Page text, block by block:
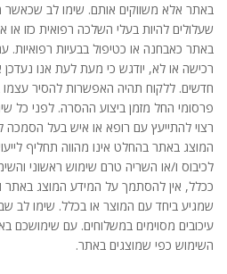
באתר אלא משווקים אותם. שימו לב שכאשר
שעלולים להיות בעלי השלכה רפואית כזו
באתר כאבחנה או כטיפול בבעיות רפואיות.
רכישה או לא, יודגש כי מעת לעת אנו
חדשים. ללקוח תהיה האפשרות להסיר
פרסומי החל מזמן ביצוע ההסרה. לפני כל
רצוי להתייעץ עם רופא או איש בעל
המוצג באתר בהחלט אינו מהווה תחליף
לכיבוס ו/או השריה טרם שימוש ראשוני
ככלל, אין להסתמך על המידע המוצג באתר
שמגיע ביחד עם המוצר או בכלל. שימו לב
עיכובים מסוימים במשלוחים. עם
השימוש כפי שמוצגים באתר.